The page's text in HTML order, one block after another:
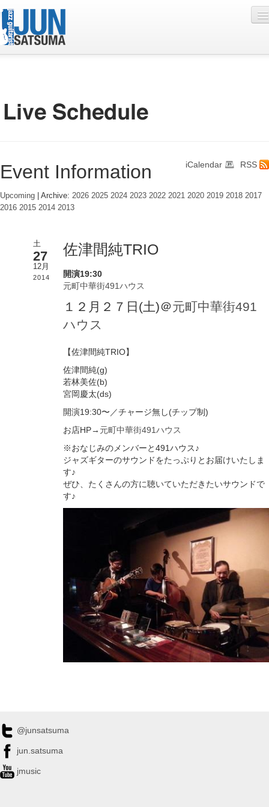
Discography
Photo
Contact
Online Lesson
RSS
iCalendar
Event Information
Upcoming | Archive: 2026 2025 2024 2023 2022 2021 2020 2019 2018 2017
2016 2015 2014 2013
土
27
12月
2014
佐津間純TRIO
開演19:30
元町中華街491ハウス
１２月２７日(土)＠元町中華街491
ハウス
【佐津間純TRIO】
佐津間純(g)
若林美佐(b)
宮岡慶太(ds)
開演19:30〜／チャージ無し(チップ制)
お店HP→ 元町中華街491ハウス
※おなじみのメンバーと491ハウス♪
ジャズギターのサウンドをたっぷりとお届けいたしま
す♪
ぜひ、たくさんの方に聴いていただきたいサウンドで
す♪
@junsatsuma
jun.satsuma
jmusic